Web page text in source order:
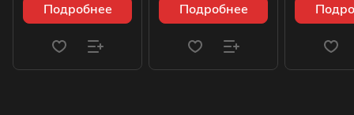
Подробнее Подробнее